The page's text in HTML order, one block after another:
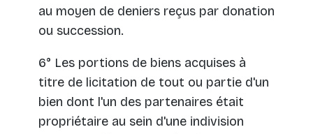
au moyen de deniers reçus par donation
ou succession.
6° Les portions de biens acquises à
titre de licitation de tout ou partie d'un
bien dont l'un des partenaires était
propriétaire au sein d'une indivision